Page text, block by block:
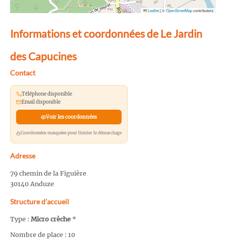
Leaflet|©OpenStreetMapcontributors
Informations et coordonnées de Le Jardin
des Capucines
Contact
Téléphone disponible
Email disponible
Voir les coordonnées
Coordonnées masquées pour limiter le démarchage
Adresse
79 chemin de la Figuière
30140 Anduze
Structure d’accueil
Type : Micro crèche *
Nombre de place : 10